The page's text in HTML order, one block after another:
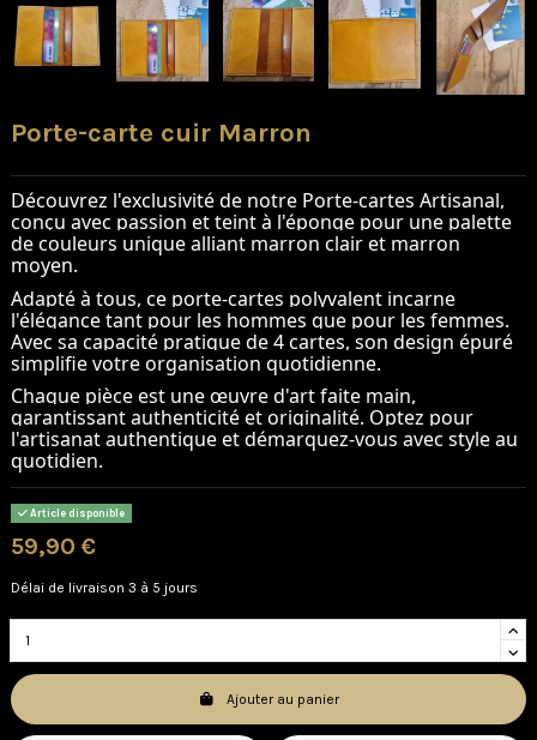
Porte-carte cuir Marron
Découvrez l'exclusivité de notre Porte-cartes Artisanal,
conçu avec passion et teint à l'éponge pour une palette
de couleurs unique alliant marron clair et marron
moyen.
Adapté à tous, ce porte-cartes polyvalent incarne
l'élégance tant pour les hommes que pour les femmes.
Avec sa capacité pratique de 4 cartes, son design épuré
simplifie votre organisation quotidienne.
Chaque pièce est une œuvre d'art faite main,
garantissant authenticité et originalité. Optez pour
l'artisanat authentique et démarquez-vous avec style au
quotidien.
Article disponible
59,90 €
Délai de livraison 3 à 5 jours
Ajouter au panier